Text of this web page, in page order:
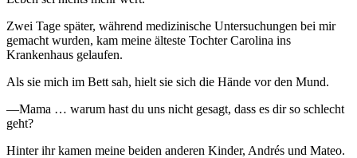
Zwei Tage später, während medizinische Untersuchungen bei mir
gemacht wurden, kam meine älteste Tochter Carolina ins
Krankenhaus gelaufen.
Als sie mich im Bett sah, hielt sie sich die Hände vor den Mund.
—Mama … warum hast du uns nicht gesagt, dass es dir so schlecht
geht?
Hinter ihr kamen meine beiden anderen Kinder, Andrés und Mateo.